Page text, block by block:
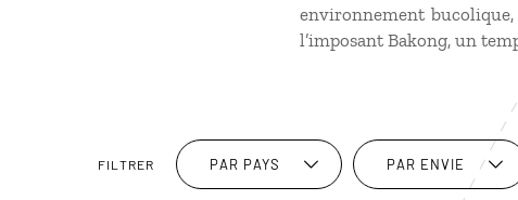
environnement
l’imposant Bakong, un
FILTRER PAR PAYS PAR ENVIE